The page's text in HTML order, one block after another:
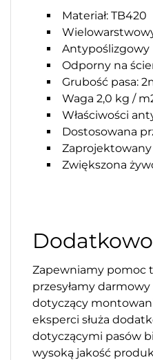
Materiał: TB420
Antypoślizgowy
Odporny na
Grubość pasa:
Waga 2,0 kg /
Właściwości
Dostosowana
Zwiększona
Dodatkowo
Zapewniamy pomoc
przesyłamy
dotyczący
eksperci służa
dotyczącymi pasów
wysoką jakość